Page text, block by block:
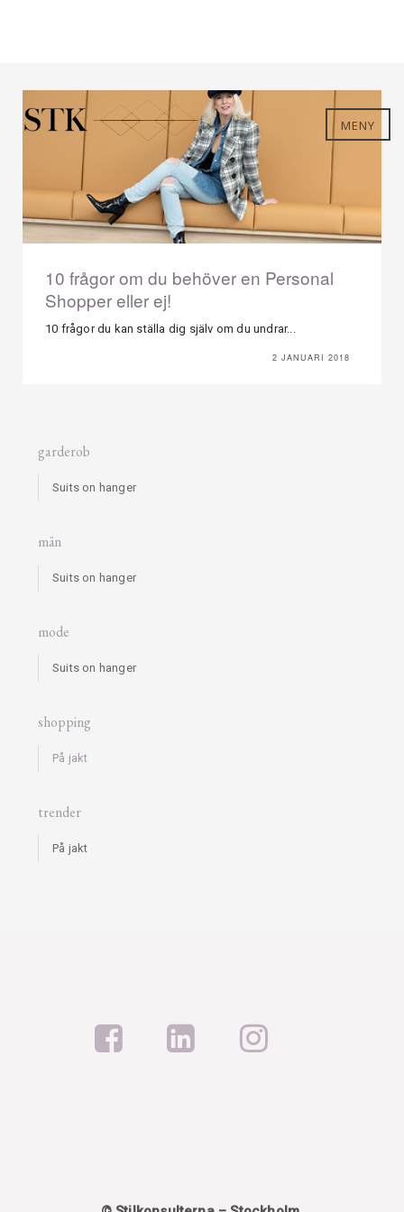
MENY
10 frågor om du behöver en Personal
Shopper eller ej!
10 frågor du kan ställa dig själv om du undrar...
2 JANUARI 2018
garderob
Suits on hanger
män
Suits on hanger
mode
Suits on hanger
shopping
På jakt
trender
På jakt